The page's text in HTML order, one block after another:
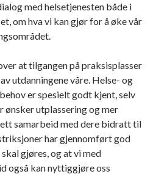
med helsetjenesten både i
om hva vi kan gjør for å øke vår
at tilgangen på praksisplasser
utdanningene våre. Helse- og
er spesielt godt kjent, selv
utplassering og mer
samarbeid med dere bidratt til
har gjennomført god
gjøres, og at vi med
også kan nyttiggjøre oss